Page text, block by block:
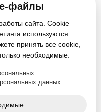
файлы
сайта. Cookie
используются
принять все cookie,
необходимые.
данных